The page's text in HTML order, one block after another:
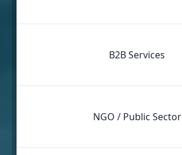
B2B Services
NGO / Public Sector